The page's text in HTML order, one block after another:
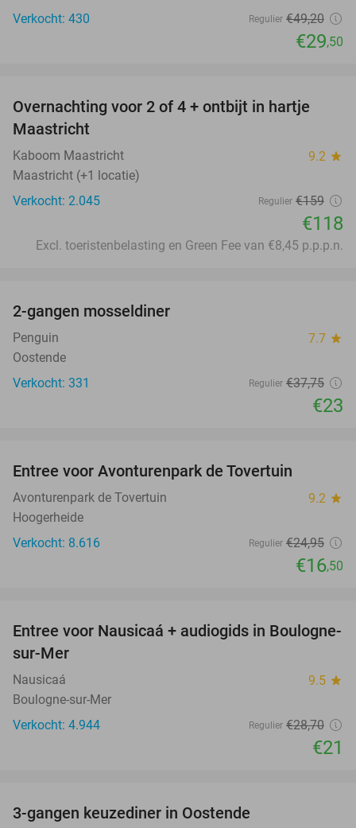
Verkocht: 430
Regulier €49,20
€29,50
26%
Overnachting voor 2 of 4 + ontbijt in hartje
Maastricht
Kaboom Maastricht 9.2 star
Maastricht (+1 locatie)
Verkocht: 2.045
Regulier €159
€118
Excl. toeristenbelasting en Green Fee van €8,45 p.p.p.n.
2-gangen mosseldiner
Penguin 7.7 star
Oostende
Verkocht: 331
Regulier €37,75
€23
Entree voor Avonturenpark de Tovertuin
Avonturenpark de Tovertuin 9.2 star
Hoogerheide
Verkocht: 8.616
Regulier €24,95
€16,50
27%
Entree voor Nausicaá + audiogids in Boulogne-
sur-Mer
Nausicaá 9.5 star
Boulogne-sur-Mer
Verkocht: 4.944
Regulier €28,70
€21
3-gangen keuzediner in Oostende